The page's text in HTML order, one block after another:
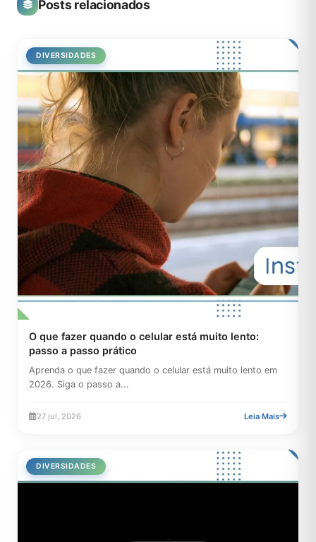
Posts relacionados
DIVERSIDADES
O que fazer quando o celular está muito lento:
passo a passo prático
Aprenda o que fazer quando o celular está muito lento em
2026. Siga o passo a...
27 jul, 2026 Leia Mais
DIVERSIDADES